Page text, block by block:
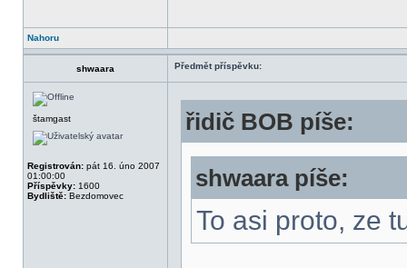
Nahoru
shwaara Předmět příspěvku:
štamgast
Registrován: pát 16. úno 2007
01:00:00
Příspěvky: 1600
Bydliště: Bezdomovec
řidič BOB píše:
shwaara píše:
To asi proto, ze